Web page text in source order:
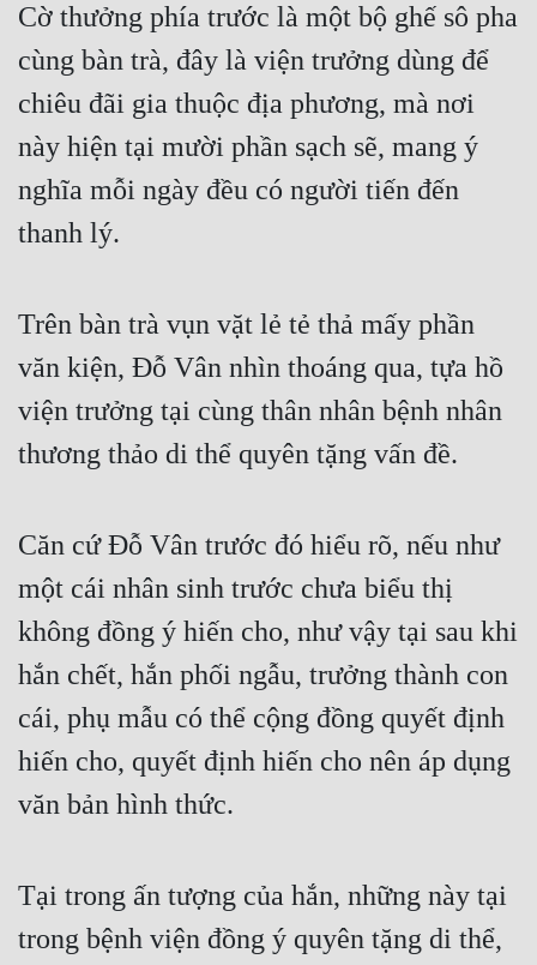
Cờ thưởng phía trước là một bộ ghế sô pha
cùng bàn trà, đây là viện trưởng dùng để
chiêu đãi gia thuộc địa phương, mà nơi
này hiện tại mười phần sạch sẽ, mang ý
nghĩa mỗi ngày đều có người tiến đến
thanh lý.
Trên bàn trà vụn vặt lẻ tẻ thả mấy phần
văn kiện, Đỗ Vân nhìn thoáng qua, tựa hồ
viện trưởng tại cùng thân nhân bệnh nhân
thương thảo di thể quyên tặng vấn đề.
Căn cứ Đỗ Vân trước đó hiểu rõ, nếu như
một cái nhân sinh trước chưa biểu thị
không đồng ý hiến cho, như vậy tại sau khi
hắn chết, hắn phối ngẫu, trưởng thành con
cái, phụ mẫu có thể cộng đồng quyết định
hiến cho, quyết định hiến cho nên áp dụng
văn bản hình thức.
Tại trong ấn tượng của hắn, những này tại
trong bệnh viện đồng ý quyên tặng di thể,